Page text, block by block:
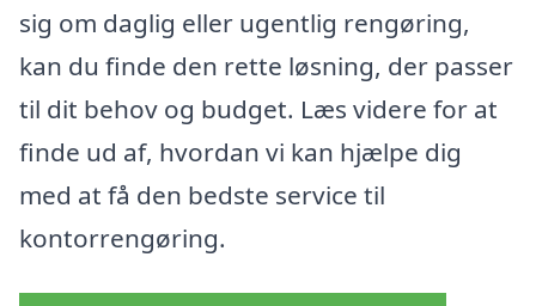
sig om daglig eller ugentlig rengøring,
kan du finde den rette løsning, der passer
til dit behov og budget. Læs videre for at
finde ud af, hvordan vi kan hjælpe dig
med at få den bedste service til
kontorrengøring.